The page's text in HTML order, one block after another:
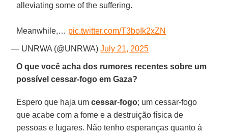
alleviating some of the suffering.
Meanwhile,… pic.twitter.com/T3boIk2xZN
— UNRWA (@UNRWA)July 21, 2025
O que você acha dos rumores recentes sobre um
possível cessar-fogo em Gaza?
Espero que haja umcessar-fogo; um cessar-fogo
que acabe com a fome e a destruição física de
pessoas e lugares. Não tenho esperanças quanto à